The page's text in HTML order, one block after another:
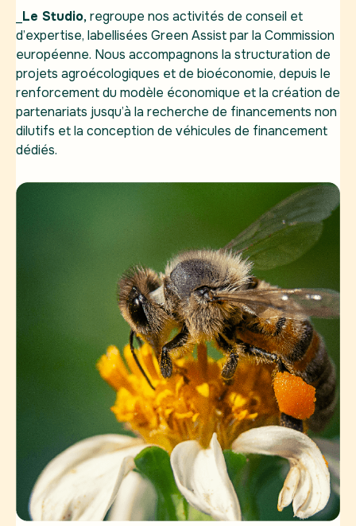
Le Studio,regroupe nos activités de conseil et
d’expertise, labellisées Green Assist par la Commission
européenne. Nous accompagnons la structuration de
projets agroécologiques et de bioéconomie, depuis le
renforcement du modèle économique et la création de
partenariats jusqu’à la recherche de financements non
dilutifs et la conception de véhicules de financement
dédiés.